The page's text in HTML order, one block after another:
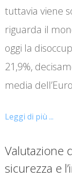
tuttavia viene
riguarda il
oggi la
21,9%,
media
Leggi di più ...
Valutazione
sicurezza e